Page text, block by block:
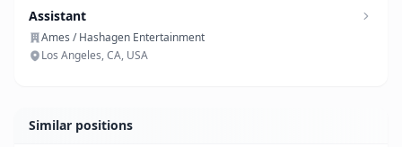
Assistant
Ames / Hashagen Entertainment
Los Angeles, CA, USA
Similar positions